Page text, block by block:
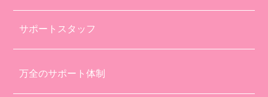
サポートスタッフ
万全のサポート体制